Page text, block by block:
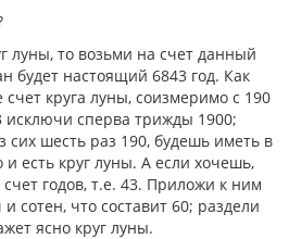
луны, то возьми на счет данный
будет настоящий 6843 год. Как
круга луны, соизмеримо с 190
исключи сперва трижды 1900;
сих шесть раз 190, будешь иметь в
и есть круг луны. А если хочешь,
годов, т.е. 43. Приложи к ним
сотен, что составит 60; раздели
ясно круг луны.